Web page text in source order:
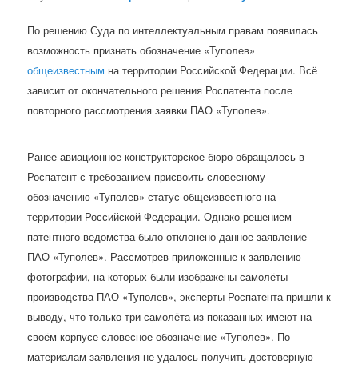
По решению Суда по интеллектуальным правам появилась
возможность признать обозначение «Туполев»
общеизвестным на территории Российской Федерации. Всё
зависит от окончательного решения Роспатента после
повторного рассмотрения заявки ПАО «Туполев».
Ранее авиационное конструкторское бюро обращалось в
Роспатент с требованием присвоить словесному
обозначению «Туполев» статус общеизвестного на
территории Российской Федерации. Однако решением
патентного ведомства было отклонено данное заявление
ПАО «Туполев». Рассмотрев приложенные к заявлению
фотографии, на которых были изображены самолёты
производства ПАО «Туполев», эксперты Роспатента пришли к
выводу, что только три самолёта из показанных имеют на
своём корпусе словесное обозначение «Туполев». По
материалам заявления не удалось получить достоверную